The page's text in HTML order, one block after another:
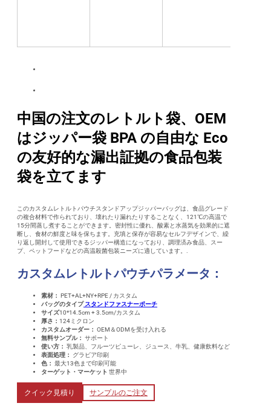
中国の注文のレトルト袋、OEM
はジッパー袋 BPA の自由な Eco
の友好的な漏出証拠の食品包装
袋を立てます
このカスタムレトルトパウチスタンドアップジッパーバッグは、食品グレード
の複合材料で作られており、壊れたり漏れたりすることなく、121℃の高温で
15分間蒸し煮することができます。密封性に優れ、酸素と水蒸気を効果的に遮
断し、食材の鮮度と味を保ちます。充填と保存が容易なセルフデザインで、繰
り返し開封して使用できるジッパー構造になっており、調理済み食品、スー
プ、ペットフードなどの高温殺菌包装ニーズに適しています。.
カスタムレトルトパウチパラメータ：
素材： PET+AL+NY+RPE / カスタム
バッグのタイプ スタンドファスナーポーチ
サイズ10*14.5cm + 3.5cm/カスタム
厚さ： 124ミクロン
カスタムオーダー： OEM＆ODMを受け入れる
無料サンプル： サポート
使い方： 乳製品、フルーツピューレ、ジュース、牛乳、健康飲料など
表面処理：
グラビア印刷
色： 最大13色まで印刷可能
ターゲット・マーケット 世界中
クイック見積り サンプルのご注文